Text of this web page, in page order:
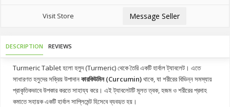
Visit Store Message Seller
DESCRIPTION REVIEWS
Turmeric Tablet হলো হলুদ (Turmeric) থেকে তৈরি একটি হার্বাল ট্যাবলেট। এতে
সাধারণত হলুদের সক্রিয় উপাদানকারকিউমিন (Curcumin)থাকে, যা শরীরের বিভিন্ন সমস্যায়
প্রাকৃতিকভাবে উপকার করতে সাহায্য করে। এই ট্যাবলেটটি মূলত ত্বক, হজম ও শরীরের প্রদাহ
কমাতে সহায়ক একটি হার্বাল সাপ্লিমেন্ট হিসেবে ব্যবহৃত হয়।